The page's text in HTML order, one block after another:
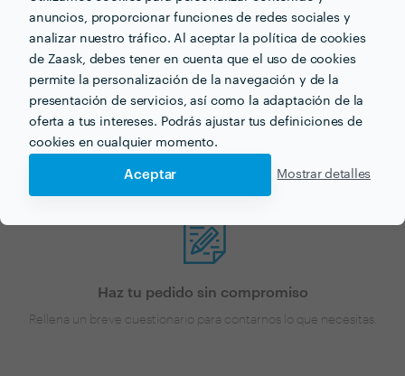
anuncios, proporcionar funciones de redes sociales y
analizar nuestro tráfico. Al aceptar la política de cookies
de Zaask, debes tener en cuenta que el uso de cookies
permite la personalización de la navegación y de la
presentación de servicios, así como la adaptación de la
oferta a tus intereses. Podrás ajustar tus definiciones de
cookies en cualquier momento.
Aceptar Mostrar detalles
toldos para tu próximo
proyecto?
Ahora que tienes una idea de los precios, ¡vamos a
encontrar profesionales cerca de ti!
Haz tu pedido sin compromiso
Rellena un breve cuestionario para contarnos lo que necesitas.